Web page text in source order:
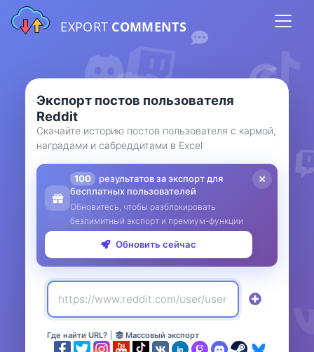
EXPORT COMMENTS
Экспорт постов пользователя
Reddit
Скачайте историю постов пользователя с кармой,
наградами и сабреддитами в Excel
100
результатов за экспорт для
бесплатных пользователей
Обновитесь, чтобы разблокировать
безлимитный экспорт и премиум-функции
Обновить сейчас
Где найти URL? Массовый экспорт